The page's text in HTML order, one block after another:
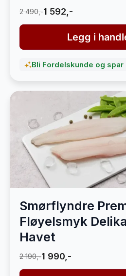
2 490,-1 592,-
Legg i
Bli Fordelskunde og
Smørflyndre
Fløyelsmyk
Havet
2 190,-1 990,-